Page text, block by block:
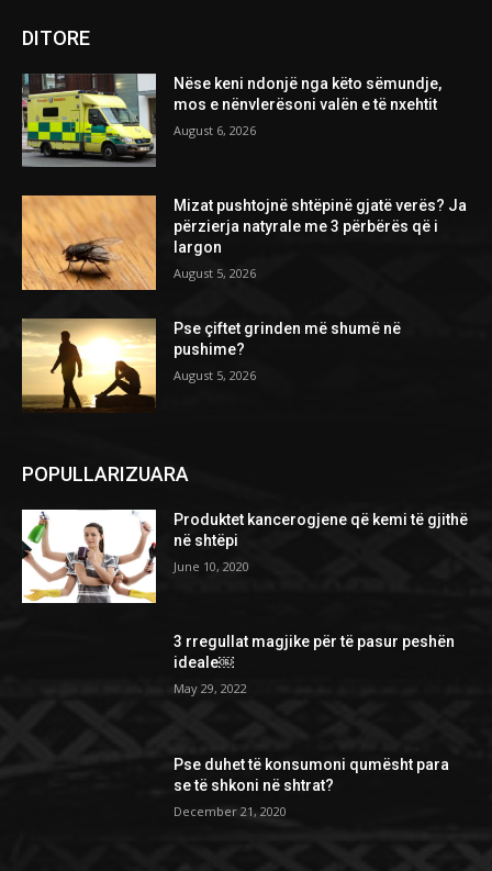
DITORE
Nëse keni ndonjë nga këto sëmundje,
mos e nënvlerësoni valën e të nxehtit
August 6, 2026
Mizat pushtojnë shtëpinë gjatë verës? Ja
përzierja natyrale me 3 përbërës që i
largon
August 5, 2026
Pse çiftet grinden më shumë në
pushime?
August 5, 2026
POPULLARIZUARA
Produktet kancerogjene që kemi të gjithë
në shtëpi
June 10, 2020
3 rregullat magjike për të pasur peshën
ideale￼
May 29, 2022
Pse duhet të konsumoni qumësht para
se të shkoni në shtrat?
December 21, 2020